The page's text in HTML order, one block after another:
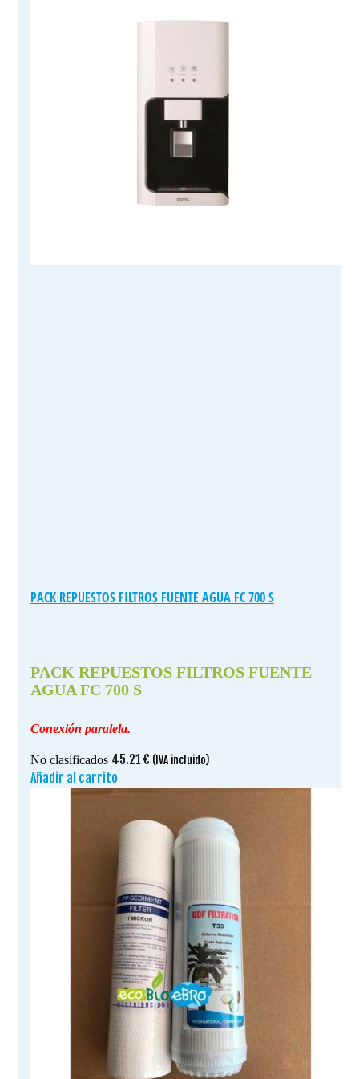
PACK REPUESTOS FILTROS FUENTE AGUA FC 700 S
PACK REPUESTOS FILTROS FUENTE
AGUA FC 700 S
Conexión paralela.
No clasificados 45.21 € (IVA incluido)
Añadir al carrito